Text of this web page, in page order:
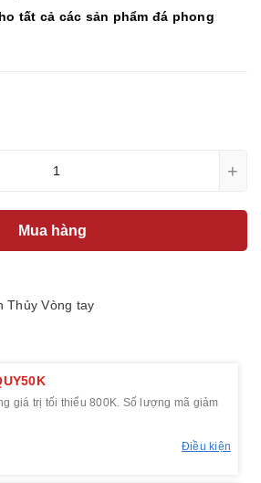
tất cả các sản phẩm đá phong
+
Mua hàng
Thủy Vòng tay
giá trị tối thiểu 800K. Số lượng mã giảm
Điều kiện